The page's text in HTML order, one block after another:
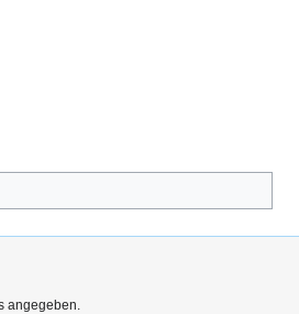
angegeben.